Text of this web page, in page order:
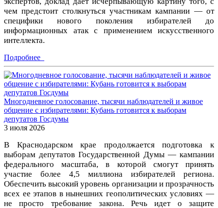
чем предстоит столкнуться участникам кампании — от
специфики нового поколения избирателей до
информационных атак с применением искусственного
интеллекта.
Подробнее
Многодневное голосование, тысячи наблюдателей и живое
общение с избирателями: Кубань готовится к выборам
депутатов Госдумы
3 июля 2026
В Краснодарском крае продолжается подготовка к
выборам депутатов Государственной Думы — кампании
федерального масштаба, в которой смогут принять
участие более 4,5 миллиона избирателей региона.
Обеспечить высокий уровень организации и прозрачность
всех ее этапов в нынешних геополитических условиях —
не просто требование закона. Речь идет о защите